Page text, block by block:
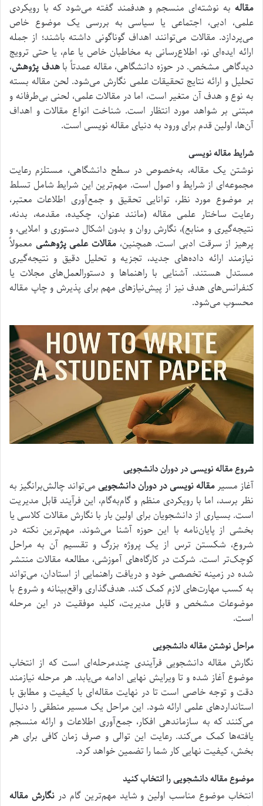
مقاله به نوشته‌ای منسجم و هدفمند گفته می‌شود که با رویکردی
علمی، ادبی، اجتماعی یا سیاسی به بررسی یک موضوع خاص
می‌پردازد. مقالات می‌توانند اهداف گوناگونی داشته باشند؛ از جمله
ارائه ایده‌ای نو، اطلاع‌رسانی به مخاطبان خاص یا عام، یا حتی ترویج
دیدگاهی مشخص. در حوزه دانشگاهی، مقاله عمدتاً باهدف پژوهش،
تحلیل و ارائه نتایج تحقیقات علمی نگارش می‌شود. لحن مقاله بسته
به نوع و هدف آن متغیر است، اما در مقالات علمی، لحنی بی‌طرفانه و
مبتنی بر شواهد مورد انتظار است. شناخت انواع مقالات و اهداف
آن‌ها، اولین قدم برای ورود به دنیای مقاله نویسی است.
شرایط مقاله نویسی
نوشتن یک مقاله، به‌خصوص در سطح دانشگاهی، مستلزم رعایت
مجموعه‌ای از شرایط و اصول است. مهم‌ترین این شرایط شامل تسلط
بر موضوع مورد نظر، توانایی تحقیق و جمع‌آوری اطلاعات معتبر،
رعایت ساختار علمی مقاله (مانند عنوان، چکیده، مقدمه، بدنه،
نتیجه‌گیری و منابع)، نگارش روان و بدون اشکال دستوری و املایی، و
پرهیز از سرقت ادبی است. همچنین، مقالات علمی پژوهشی معمولاً
نیازمند ارائه داده‌های جدید، تجزیه و تحلیل دقیق و نتیجه‌گیری
مستدل هستند. آشنایی با راهنماها و دستورالعمل‌های مجلات یا
کنفرانس‌های هدف نیز از پیش‌نیازهای مهم برای پذیرش و چاپ مقاله
محسوب می‌شود.
شروع مقاله نویسی در دوران دانشجویی
آغاز مسیرمقاله نویسی در دوران دانشجوییمی‌تواند چالش‌برانگیز به
نظر برسد، اما با رویکردی منظم و گام‌به‌گام، این فرآیند قابل مدیریت
است. بسیاری از دانشجویان برای اولین بار با نگارش مقالات کلاسی یا
بخشی از پایان‌نامه با این حوزه آشنا می‌شوند. مهم‌ترین نکته در
شروع، شکستن ترس از یک پروژه بزرگ و تقسیم آن به مراحل
کوچک‌تر است. شرکت در کارگاه‌های آموزشی، مطالعه مقالات منتشر
شده در زمینه تخصصی خود و دریافت راهنمایی از استادان، می‌تواند
به کسب مهارت‌های لازم کمک کند. هدف‌گذاری واقع‌بینانه و شروع با
موضوعات مشخص و قابل مدیریت، کلید موفقیت در این مرحله
است.
مراحل نوشتن مقاله دانشجویی
نگارش مقاله دانشجویی فرآیندی چندمرحله‌ای است که از انتخاب
موضوع آغاز شده و تا ویرایش نهایی ادامه می‌یابد. هر مرحله نیازمند
دقت و توجه خاصی است تا در نهایت مقاله‌ای با کیفیت و مطابق با
استانداردهای علمی ارائه شود. این مراحل یک مسیر منطقی را دنبال
می‌کنند که به سازماندهی افکار، جمع‌آوری اطلاعات و ارائه منسجم
یافته‌ها کمک می‌کند. رعایت این توالی و صرف زمان کافی برای هر
بخش، کیفیت نهایی کار شما را تضمین خواهد کرد.
موضوع مقاله دانشجویی را انتخاب کنید
انتخاب موضوع مناسب اولین و شاید مهم‌ترین گام درنگارش مقاله